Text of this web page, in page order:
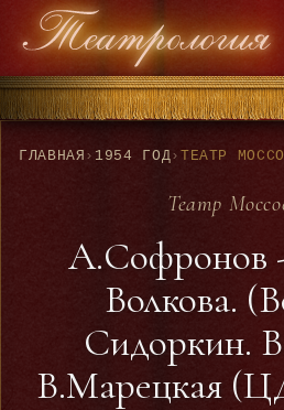
ГЛАВНАЯ › 1954 ГОД›
Театр
А.Софронов
Волкова.
Сидоркин.
В.Марецкая